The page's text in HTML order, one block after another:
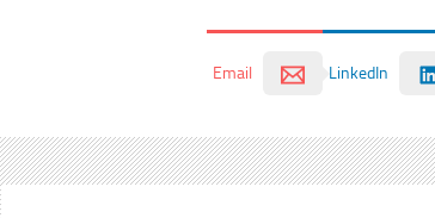
LinkedIn
Email